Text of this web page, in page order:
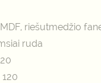
riešutmedžio
ruda